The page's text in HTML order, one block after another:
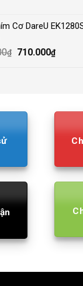
210.000₫.
Cơ DareU
₫
Original
710.000₫Current